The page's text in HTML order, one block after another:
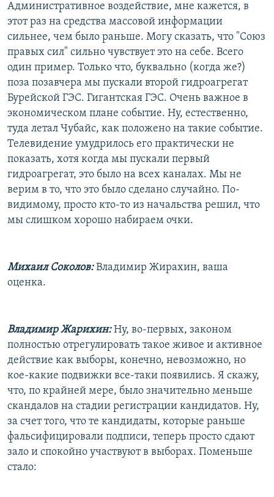
Административное воздействие, мне кажется, в
этот раз на средства массовой информации
сильнее, чем было раньше. Могу сказать, что "Союз
правых сил" сильно чувствует это на себе. Всего
один пример. Только что, буквально (когда же?)
поза позавчера мы пускали второй гидроагрегат
Бурейской ГЭС. Гигантская ГЭС. Очень важное в
экономическом плане событие. Ну, естественно,
туда летал Чубайс, как положено на такие событие.
Телевидение умудрилось его практически не
показать, хотя когда мы пускали первый
гидроагрегат, это было на всех каналах. Мы не
верим в то, что это было сделано случайно. По-
видимому, просто кто-то из начальства решил, что
мы слишком хорошо набираем очки.
Михаил Соколов:Владимир Жирахин, ваша
оценка.
Владимир Жарихин:Ну, во-первых, законом
полностью отрегулировать такое живое и активное
действие как выборы, конечно, невозможно, но
кое-какие подвижки все-таки появились. Я скажу,
что, по крайней мере, было значительно меньше
скандалов на стадии регистрации кандидатов. Ну,
за счет того, что те кандидаты, которые раньше
фальсифицировали подписи, теперь просто сдают
зало и спокойно участвуют в выборах. Поменьше
стало: